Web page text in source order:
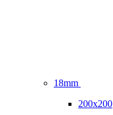
18mm
200x200